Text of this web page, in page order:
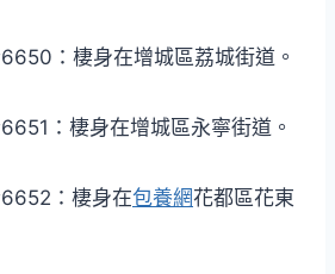
：棲身在增城區荔城街道。
：棲身在增城區永寧街道。
：棲身在包養網花都區花東